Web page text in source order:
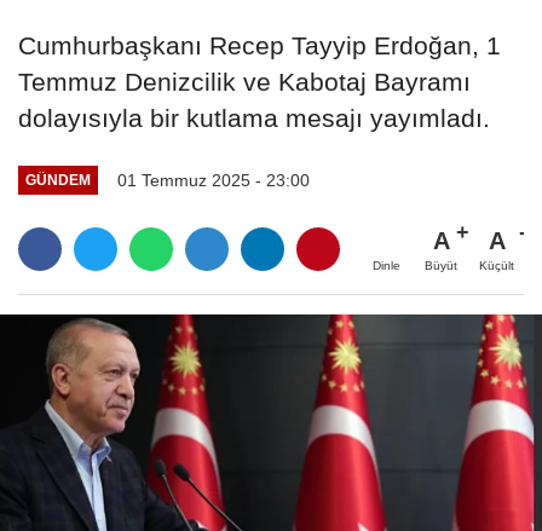
Cumhurbaşkanı Recep Tayyip Erdoğan, 1
Temmuz Denizcilik ve Kabotaj Bayramı
dolayısıyla bir kutlama mesajı yayımladı.
GÜNDEM 01 Temmuz 2025 - 23:00
Dinle
A
Büyüt
A
Küçült